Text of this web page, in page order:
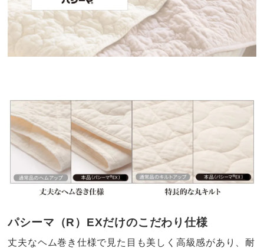
パシーマ（R）EXだけのこだわり仕様
丈夫なヘム巻き仕様で見た目も美しく高級感があり、耐